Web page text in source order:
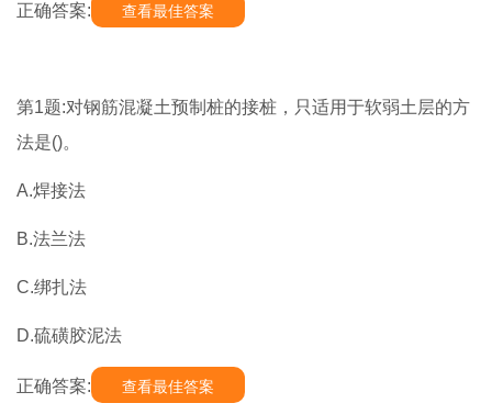
正确答案: 查看最佳答案
第1题:对钢筋混凝土预制桩的接桩，只适用于软弱土层的方
法是()。
A.焊接法
B.法兰法
C.绑扎法
D.硫磺胶泥法
正确答案: 查看最佳答案